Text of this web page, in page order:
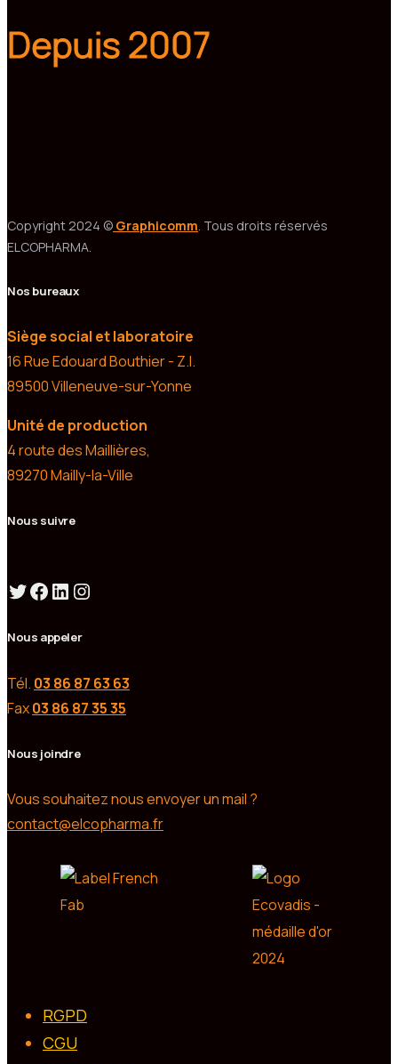
Depuis 2007
Copyright 2024 © Graphicomm . Tous droits réservés
ELCOPHARMA.
Nos bureaux
Siège social et laboratoire
16 Rue Edouard Bouthier - Z.I.
89500 Villeneuve-sur-Yonne
Unité de production
4 route des Maillières,
89270 Mailly-la-Ville
Nous suivre
Nous appeler
Tél. 03 86 87 63 63
Fax03 86 87 35 35
Nous joindre
Vous souhaitez nous envoyer un mail ?
contact@elcopharma.fr
RGPD
CGU